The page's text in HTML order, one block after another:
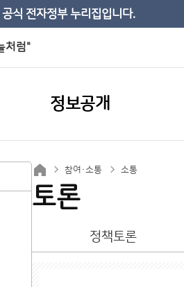
식 전자정부 누리집입니다.
처럼"
정보공개
참여·소통 소통
토론
정책토론